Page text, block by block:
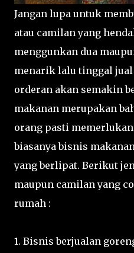
Jangan lupa untuk
atau camilan yang
menggunkan dua
menarik lalu tinggal
orderan akan semakin
makanan merupakan
orang pasti
biasanya bisnis
yang berlipat. Berikut
maupun camilan yang
rumah :
1. Bisnis berjualan